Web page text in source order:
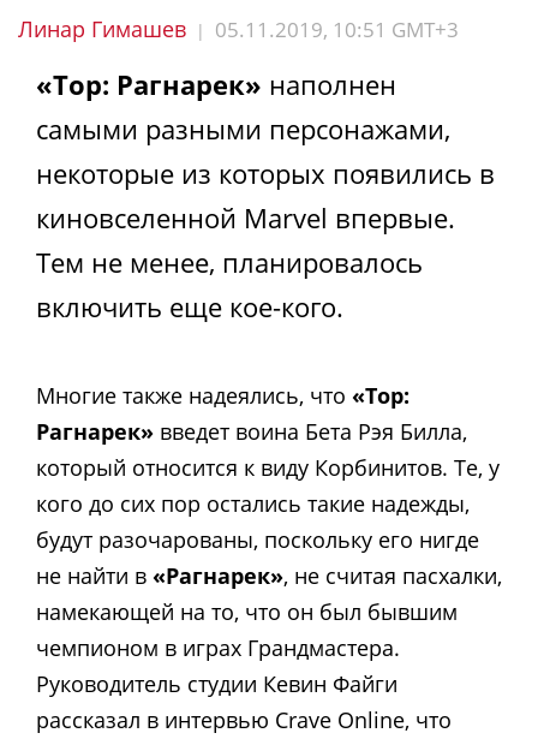
Линар Гимашев | 05.11.2019, 10:51 GMT+3
«Тор: Рагнарек» наполнен
самыми разными персонажами,
некоторые из которых появились в
киновселенной Marvel впервые.
Тем не менее, планировалось
включить еще кое-кого.
Многие также надеялись, что «Тор:
Рагнарек» введет воина Бета Рэя Билла,
который относится к виду Корбинитов. Те, у
кого до сих пор остались такие надежды,
будут разочарованы, поскольку его нигде
не найти в «Рагнарек», не считая пасхалки,
намекающей на то, что он был бывшим
чемпионом в играх Грандмастера.
Руководитель студии Кевин Файги
рассказал в интервью Crave Online, что